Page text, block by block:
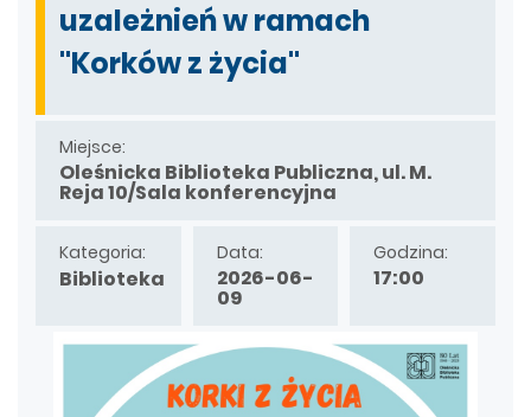
uzależnień w ramach
"Korków z życia"
Miejsce:
Oleśnicka Biblioteka Publiczna, ul. M.
Reja 10/Sala konferencyjna
Kategoria:
Biblioteka
Data:
2026-06-
09
Godzina:
17:00